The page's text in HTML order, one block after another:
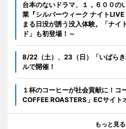
台本のないドラマ、１，６００の
業『シルバーウィーク ナイト
まる日没が誘う没入体験。「ナイ
ド」も初登場！～
8/22（土）、23（日）「いばら
ルで開催！
１杯のコーヒーが社会貢献に！コ
COFFEE ROASTERS」ECサイト
もっと見る